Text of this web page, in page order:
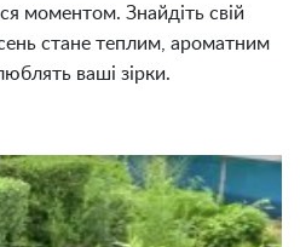
моментом. Знайдіть свій
стане теплим, ароматним
ваші зірки.